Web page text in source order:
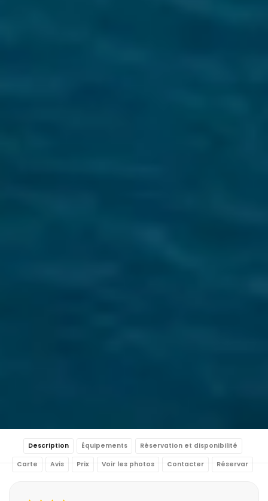
Description Équipements Réservation et disponibilité
Carte Avis Prix Voir les photos Contacter Réservar